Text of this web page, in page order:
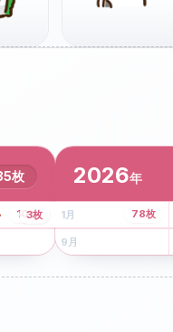
枚
8枚
101枚
3枚
2026年
1月
5 月
78枚
9 月